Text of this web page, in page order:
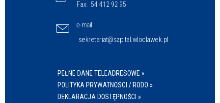
Fax: 54 412 92 95
e-mail:
sekretariat@szpital.wloclawek.pl
PEŁNE DANE TELEADRESOWE »
POLITYKA PRYWATNOSCI / RODO »
DEKLARACJA DOSTĘPNOŚCI »